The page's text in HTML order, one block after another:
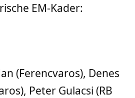
EM-Kader:
(Ferencvaros), Denes
Peter Gulacsi (RB